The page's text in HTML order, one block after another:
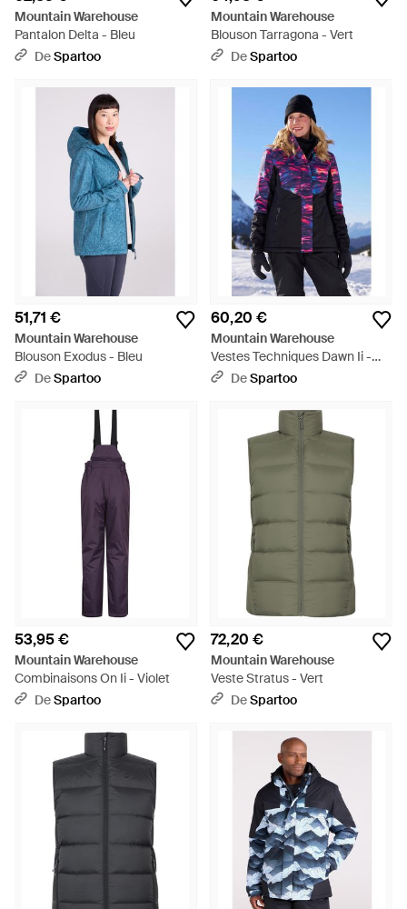
Mountain Warehouse
Pantalon Delta - Bleu
DeSpartoo
Mountain Warehouse
Blouson Tarragona - Vert
DeSpartoo
51,71 €
Mountain Warehouse
Blouson Exodus - Bleu
DeSpartoo
60,20 €
Mountain Warehouse
Vestes Techniques Dawn Ii -
BleuDeSpartoo
53,95 €
Mountain Warehouse
Combinaisons On Ii - Violet
DeSpartoo
72,20 €
Mountain Warehouse
Veste Stratus - Vert
DeSpartoo